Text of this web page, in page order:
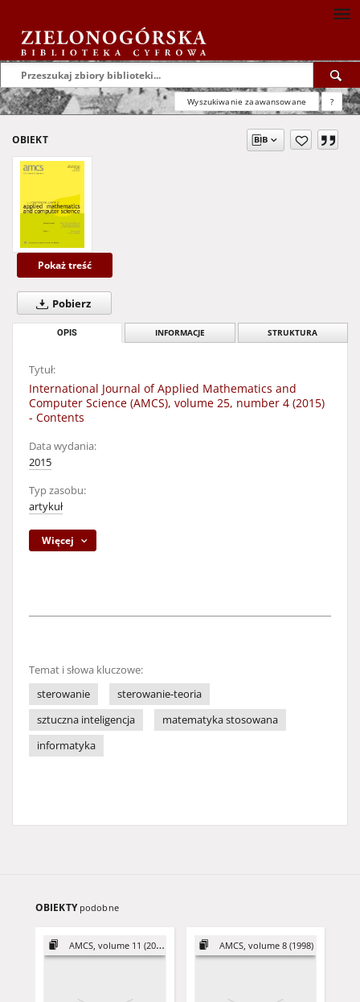
Wyszukiwanie zaawansowane ?
OBIEKT
Pokaż treść
Pobierz
OPIS INFORMACJE STRUKTURA
Tytuł:
International Journal of Applied Mathematics and
Computer Science (AMCS), volume 25, number 4 (2015)
- Contents
Data wydania:
2015
Typ zasobu:
artykuł
Więcej
Temat i słowa kluczowe:
sterowanie
sterowanie-teoria
sztuczna inteligencja
matematyka stosowana
informatyka
OBIEKTY podobne
AMCS, volume 11 (2001) AMCS, volume 8 (1998)